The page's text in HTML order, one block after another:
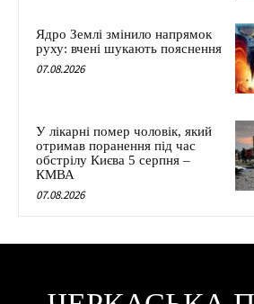
Ядро Землі змінило напрямок
руху: вчені шукають пояснення
07.08.2026
У лікарні помер чоловік, який
отримав поранення під час
обстрілу Києва 5 серпня –
КМВА
07.08.2026